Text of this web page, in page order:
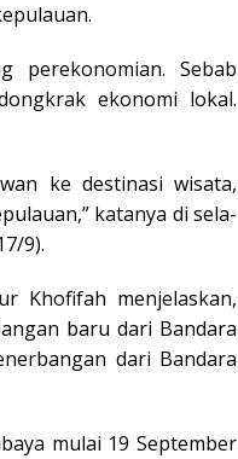
perekonomian. Sebab
ekonomi lokal.
ke destinasi wisata,
katanya di sela-
9).
Khofifah menjelaskan,
baru dari Bandara
dari Bandara
mulai 19 September